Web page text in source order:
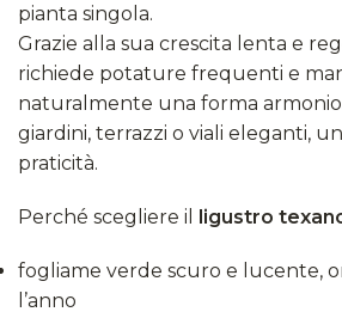
pianta singola.
Grazie alla sua crescita lenta e
richiede potature frequenti e
naturalmente una forma
giardini, terrazzi o viali eleganti,
praticità.
Perché scegliere il ligustro
fogliame verde scuro e lucente,
l’anno